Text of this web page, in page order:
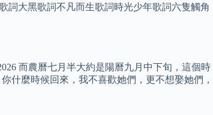
詞大黑歌詞不凡而生歌詞時光少年歌詞六隻觸角
而農曆七月半大約是陽曆九月中下旬，這個時
什麼時候回來，我不喜歡她們，更不想娶她們，